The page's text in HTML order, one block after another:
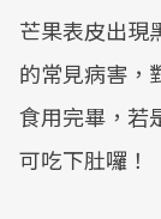
芒果表皮出現
的常見病害，
食用完畢，若
可吃下肚囉！